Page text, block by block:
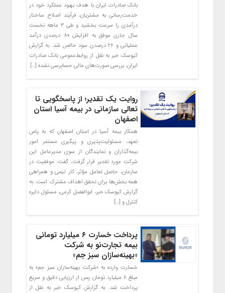
​بانک صادرات ایران با هدف بهبود عملکرد خود در
خدمت‌رسانی به مشتریان، فرآیند اصلاح ساختار
درآمدی را سرعت بخشید و طی ۳ ماهه نخست
سال جاری موفق به افزایش ۸۰ درصدی درآمد
عملیاتی و ۲۶ درصدی سود خالص شد. به گزارش
کیوسک خبر به نقل از روابط‌عمومی بانک صادرات
ایران، بررسی صورت‌های مالی حسابرسی نشده […]
روایت یک تقدیر؛ از پاسخگویی تا
تعالی سازمانی در بیمه آسیا استان
اصفهان
همکار بیمه آسیا در استان اصفهان که به پاس
تعهد، مسئولیت‌پذیری و پیگیری مستمر امور
بیمه‌گذاران و نمایندگان از سوی مدیرعامل این
شرکت مورد تقدیر قرار گرفت، گفت: موفقیت در
سازمان، حاصل تعامل مؤثر، کار تیمی و همراهی
همه بخش‌ها برای تحقق اهداف مشترک است. به
گزارش کیوسک خبر، ابوالفضل کرمی، مسئول دایره
کنترل و […]
پرداخت خسارت ۶ میلیارد تومانی
بیمه تجارت‌نو به شرکت
«بهینه‌سازان سبز جم»
خسارت وارده به «شرکت بهینه‌سازان سبز جم» به
مبلغ ۶ میلیارد تومان پس از ارزیابی دقیق و سریع
پرداخت شد. به گزارش کیوسک خبر به نقل از